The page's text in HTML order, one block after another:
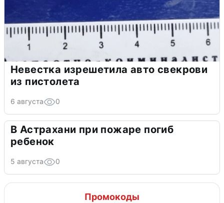
Невестка изрешетила авто свекрови
из пистолета
6 августа 0
В Астрахани при пожаре погиб
ребенок
5 августа 0
Промокоды